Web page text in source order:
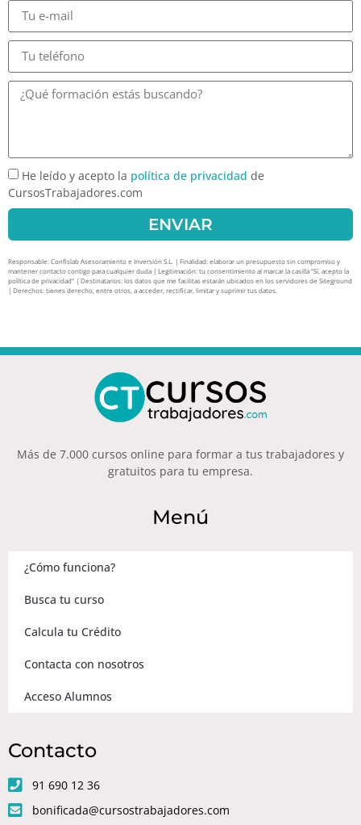
He leído y acepto la política de privacidad de
CursosTrabajadores.com
ENVIAR
Responsable: Confislab Asesoramiento e Inversión S.L. | Finalidad: elaborar un presupuesto sin compromiso y
mantener contacto contigo para cualquier duda | Legitimación: tu consentimiento al marcar la casilla “Sí, acepto la
política de privacidad” | Destinatarios: los datos que me facilitas estarán ubicados en los servidores de Siteground
| Derechos: tienes derecho, entre otros, a acceder, rectificar, limitar y suprimir tus datos.
Más de 7.000 cursos online para formar a tus trabajadores y
gratuitos para tu empresa.
Menú
¿Cómo funciona?
Busca tu curso
Calcula tu Crédito
Contacta con nosotros
Acceso Alumnos
Contacto
91 690 12 36
bonificada@cursostrabajadores.com